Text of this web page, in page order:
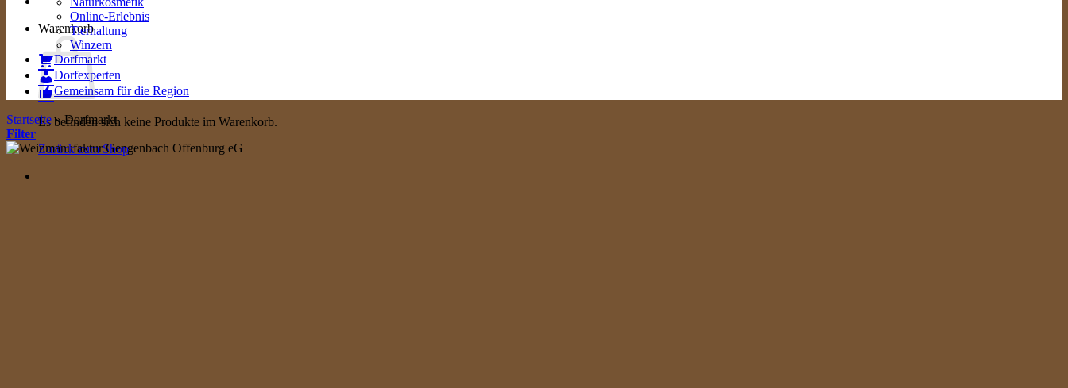
Warenkorb
Es befinden sich keine Produkte im Warenkorb.
Zurück zum Shop
Online-Erlebnis
Tierhaltung
Winzern
Dorfmarkt
Dorfexperten
Gemeinsam für die Region
Startseite » Dorfmarkt
Filter